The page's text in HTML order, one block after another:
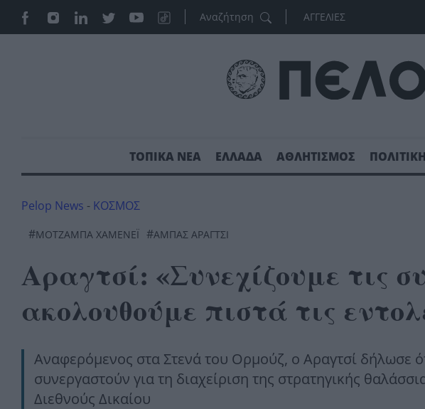
ΑΓΓΕΛΙΕΣ
ΤΟΠΙΚΑ ΝΕΑ ΕΛΛΑΔΑ ΑΘΛΗΤΙΣΜΟΣ ΠΟΛΙΤΙΚΗ
Pelop News - ΚΟΣΜΟΣ
#ΜΟΤΖΆΜΠΑ ΧΑΜΕΝΕΪ́ #ΑΜΠΑΣ ΑΡΑΓΤΣΙ
Αραγτσί: «Συνεχίζουμε τις
ακολουθούμε πιστά τις
Αναφερόμενος στα Στενά του Ορμούζ, ο Αραγτσί δήλωσε
συνεργαστούν για τη διαχείριση της στρατηγικής
Διεθνούς Δικαίου